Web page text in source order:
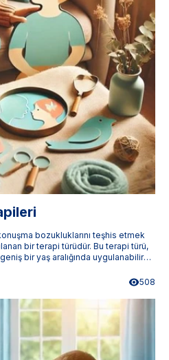
bozukluklarını teşhis etmek
bir terapi türüdür. Bu terapi türü,
bir yaş aralığında uygulanabilir
dört bir yanındaki uzman konuşma
508